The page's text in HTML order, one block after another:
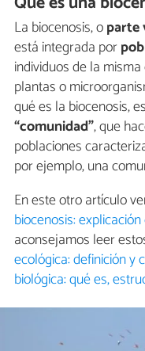
La biocenosis, oparte
está integrada por
individuos de la
plantas o
qué es la biocenosis,
“comunidad”, que
poblaciones
por ejemplo, una
En este otro artículo
biocenosis:
aconsejamos leer
ecológica: definición y
biológica: qué es,